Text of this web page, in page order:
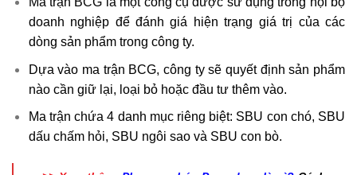
doanh nghiệp để đánh giá hiện trạng giá trị của các
dòng sản phẩm trong công ty.
Dựa vào ma trận BCG, công ty sẽ quyết định sản phẩm
nào cần giữ lại, loại bỏ hoặc đầu tư thêm vào.
Ma trận chứa 4 danh mục riêng biệt: SBU con chó, SBU
dấu chấm hỏi, SBU ngôi sao và SBU con bò.